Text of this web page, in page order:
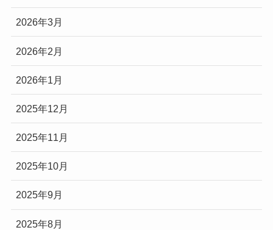
2026年3月
2026年2月
2026年1月
2025年12月
2025年11月
2025年10月
2025年9月
2025年8月